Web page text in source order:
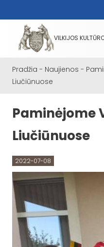
VILKIJOS
Pradžia - Naujienos -
Liučiūnuose
Paminėjome
Liučiūnuose
2022-07-08